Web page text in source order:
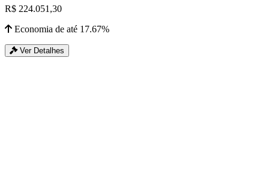
R$ 224.051,30
Economia de até 17.67%
Ver Detalhes